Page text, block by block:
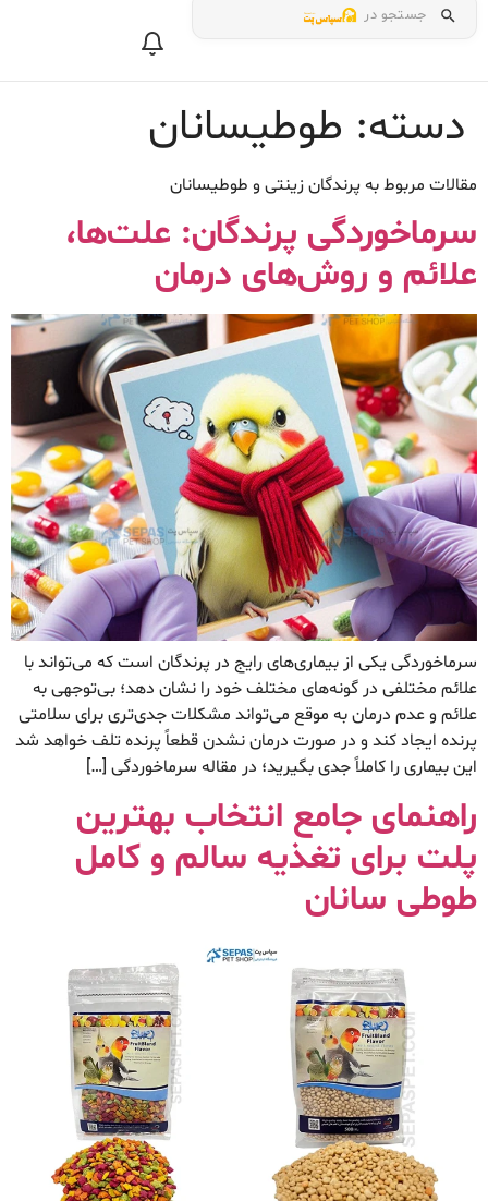
جستجو در
دسته: طوطیسانان
مقالات مربوط به پرندگان زینتی و طوطیسانان
سرماخوردگی پرندگان: علت‌ها،
علائم و روش‌های درمان
سرماخوردگی یکی از بیماری‌های رایج در پرندگان است که می‌تواند با
علائم مختلفی در گونه‌های مختلف خود را نشان دهد؛ بی‌توجهی به
علائم و عدم درمان به ‌موقع می‌تواند مشکلات جدی‌تری برای سلامتی
پرنده ایجاد کند و در صورت درمان نشدن قطعاً پرنده تلف خواهد شد
این بیماری را کاملاً جدی بگیرید؛ در مقاله سرماخوردگی […]
راهنمای جامع انتخاب بهترین
پلت برای تغذیه سالم و کامل
طوطی سانان